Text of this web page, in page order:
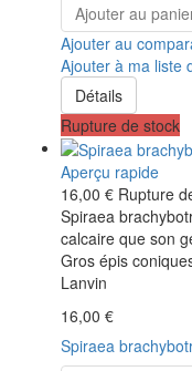
Ajouter au
Ajouter au
Ajouter à ma liste
Détails
Rupture de stock
Aperçu rapide
16,00 € Rupture
Spiraea
calcaire que son
Gros épis
Lanvin
16,00 €
Spiraea